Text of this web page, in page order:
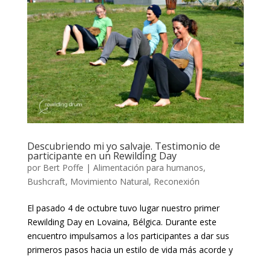
Descubriendo mi yo salvaje. Testimonio de
participante en un Rewilding Day
por Bert Poffe | Alimentación para humanos,
Bushcraft, Movimiento Natural, Reconexión
El pasado 4 de octubre tuvo lugar nuestro primer
Rewilding Day en Lovaina, Bélgica. Durante este
encuentro impulsamos a los participantes a dar sus
primeros pasos hacia un estilo de vida más acorde y